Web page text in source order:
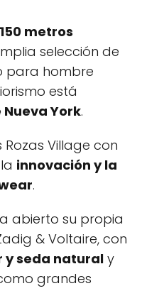
150 metros
selección de
para hombre
está
York.
Village con
innovación y la
.
abierto su propia
& Voltaire, con
y seda naturaly
grandes